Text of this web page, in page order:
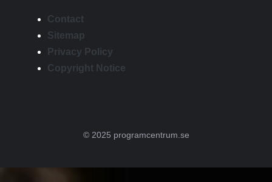
Contact
Sitemap
Privacy Policy
Copyright Notice
© 2025 programcentrum.se